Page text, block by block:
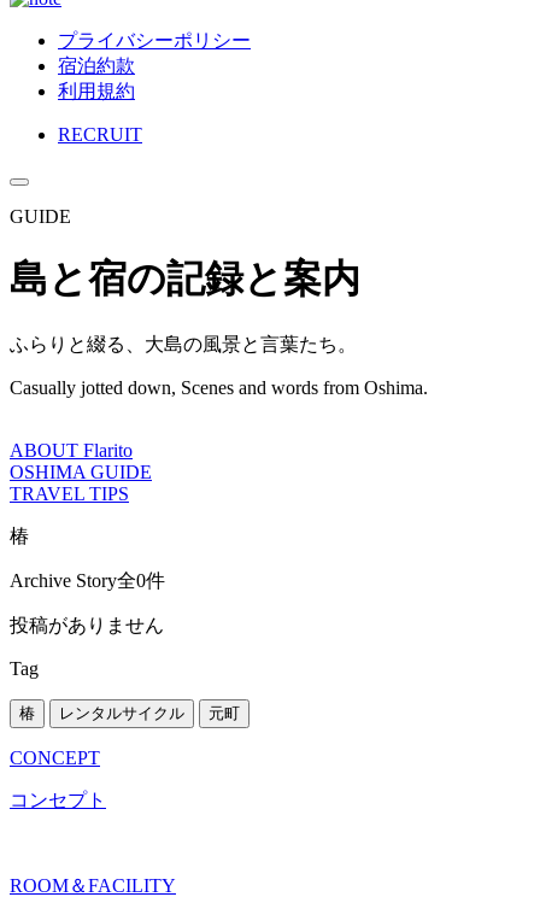
プライバシーポリシー
宿泊約款
利用規約
RECRUIT
GUIDE
島と宿の記録と案内
ふらりと綴る、大島の風景と言葉たち。
Casually jotted down, Scenes and words from Oshima.
ABOUT Flarito
OSHIMA GUIDE
TRAVEL TIPS
椿
Archive Story全0件
投稿がありません
Tag
椿 レンタルサイクル 元町
CONCEPT
コンセプト
ROOM＆FACILITY